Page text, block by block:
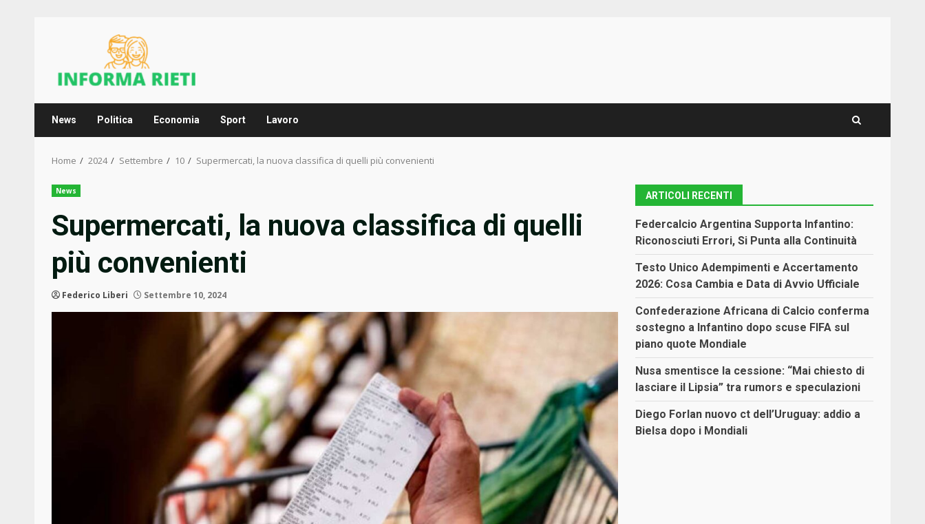
News Politica Economia Sport Lavoro
Home 2024 Settembre 10 Supermercati, la nuova classifica di quelli più convenienti
News
Supermercati, la nuova classifica di quelli
più convenienti
Federico Liberi Settembre 10, 2024
ARTICOLI RECENTI
Federcalcio Argentina Supporta Infantino:
Riconosciuti Errori, Si Punta alla Continuità
Testo Unico Adempimenti e Accertamento
2026: Cosa Cambia e Data di Avvio Ufficiale
Confederazione Africana di Calcio conferma
sostegno a Infantino dopo scuse FIFA sul
piano quote Mondiale
Nusa smentisce la cessione: “Mai chiesto di
lasciare il Lipsia” tra rumors e speculazioni
Diego Forlan nuovo ct dell’Uruguay: addio a
Bielsa dopo i Mondiali